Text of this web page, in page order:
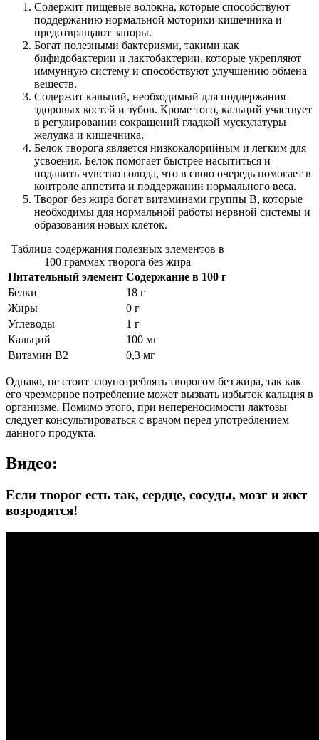
Содержит пищевые волокна, которые способствуют
поддержанию нормальной моторики кишечника и
предотвращают запоры.
Богат полезными бактериями, такими как
бифидобактерии и лактобактерии, которые укрепляют
иммунную систему и способствуют улучшению обмена
веществ.
Содержит кальций, необходимый для поддержания
здоровых костей и зубов. Кроме того, кальций участвует
в регулировании сокращений гладкой мускулатуры
желудка и кишечника.
Белок творога является низкокалорийным и легким для
усвоения. Белок помогает быстрее насытиться и
подавить чувство голода, что в свою очередь помогает в
контроле аппетита и поддержании нормального веса.
Творог без жира богат витаминами группы В, которые
необходимы для нормальной работы нервной системы и
образования новых клеток.
Таблица содержания полезных элементов в
100 граммах творога без жира
Питательный элемент Содержание в 100 г
Белки
18 г
Жиры
0 г
Углеводы
1 г
Кальций
100 мг
Витамин В2
0,3 мг
Однако, не стоит злоупотреблять творогом без жира, так как
его чрезмерное потребление может вызвать избыток кальция в
организме. Помимо этого, при непереносимости лактозы
следует консультироваться с врачом перед употреблением
данного продукта.
Видео:
Если творог есть так, сердце, сосуды, мозг и жкт
возродятся!